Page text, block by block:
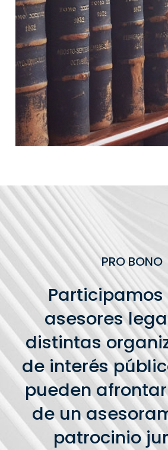
PRO BONO
Participamos
asesores
distintas
de interés
pueden
de un
patrocinio